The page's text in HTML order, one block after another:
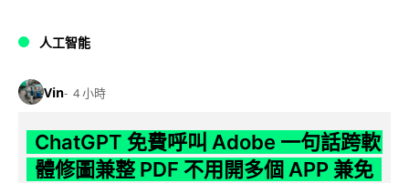
人工智能
Vin 4 小時
ChatGPT 免費呼叫 Adobe 一句話跨軟
體修圖兼整 PDF 不用開多個 APP 兼免